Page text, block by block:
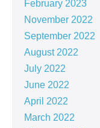
February 2023
November 2022
September 2022
August 2022
July 2022
June 2022
April 2022
March 2022